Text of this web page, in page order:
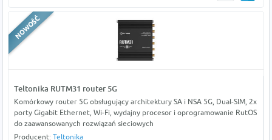
Teltonika RUTM31 router 5G
Komórkowy router 5G obsługujący architektury SA i NSA 5G, Dual-SIM, 2x
porty Gigabit Ethernet, Wi-Fi, wydajny procesor i oprogramowanie RutOS
do zaawansowanych rozwiązań sieciowych
Producent: Teltonika